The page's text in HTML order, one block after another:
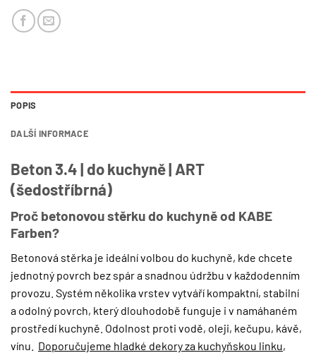
POPIS
DALŠÍ INFORMACE
Beton 3.4 | do kuchyně | ART
(šedostříbrná)
Proč betonovou stěrku do kuchyně od KABE
Farben?
Betonová stěrka je ideální volbou do kuchyně, kde chcete
jednotný povrch bez spár a snadnou údržbu v každodenním
provozu. Systém několika vrstev vytváří kompaktní, stabilní
a odolný povrch, který dlouhodobě funguje i v namáhaném
prostředí kuchyně. Odolnost proti vodě, oleji, kečupu, kávě,
vínu. Doporučujeme hladké dekory za kuchyňskou linku,